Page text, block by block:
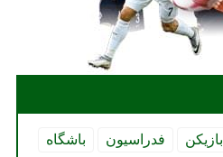
بازیكن فدراسیون
باشگاه